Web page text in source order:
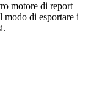
motore di report
modo di esportare i